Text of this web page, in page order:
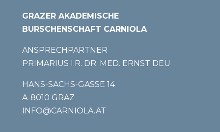
GRAZER AKADEMISCHE
BURSCHENSCHAFT CARNIOLA
ANSPRECHPARTNER
PRIMARIUS I.R. DR. MED. ERNST DEU
HANS-SACHS-GASSE 14
A-8010 GRAZ
INFO@CARNIOLA.AT